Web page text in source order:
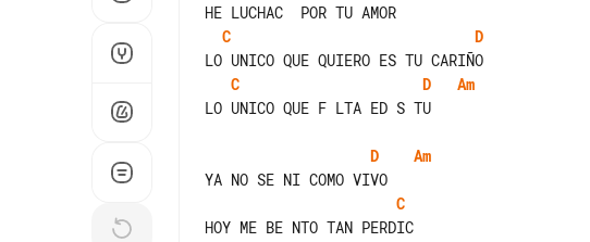
C
D
C
D
Am
LO UNICO QUE F LTA ED S TU
D
Am
C